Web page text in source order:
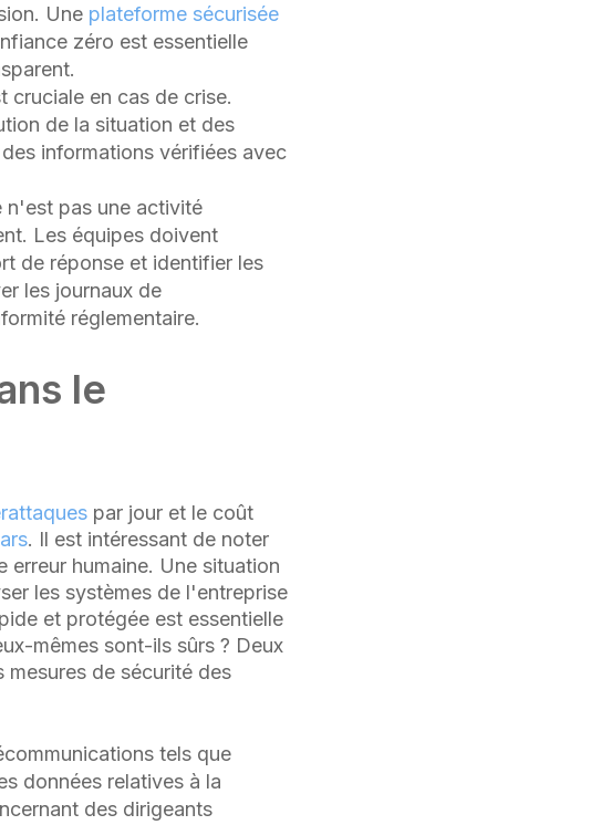
Une plateforme sécurisée
zéro est essentielle
cruciale en cas de crise.
de la situation et des
informations vérifiées avec
n'est pas une activité
Les équipes doivent
de réponse et identifier les
les journaux de
réglementaire.
le
par jour et le coût
. Il est intéressant de noter
erreur humaine. Une situation
les systèmes de l'entreprise
et protégée est essentielle
mêmes sont-ils sûrs ? Deux
de sécurité des
tels que
données relatives à la
des dirigeants